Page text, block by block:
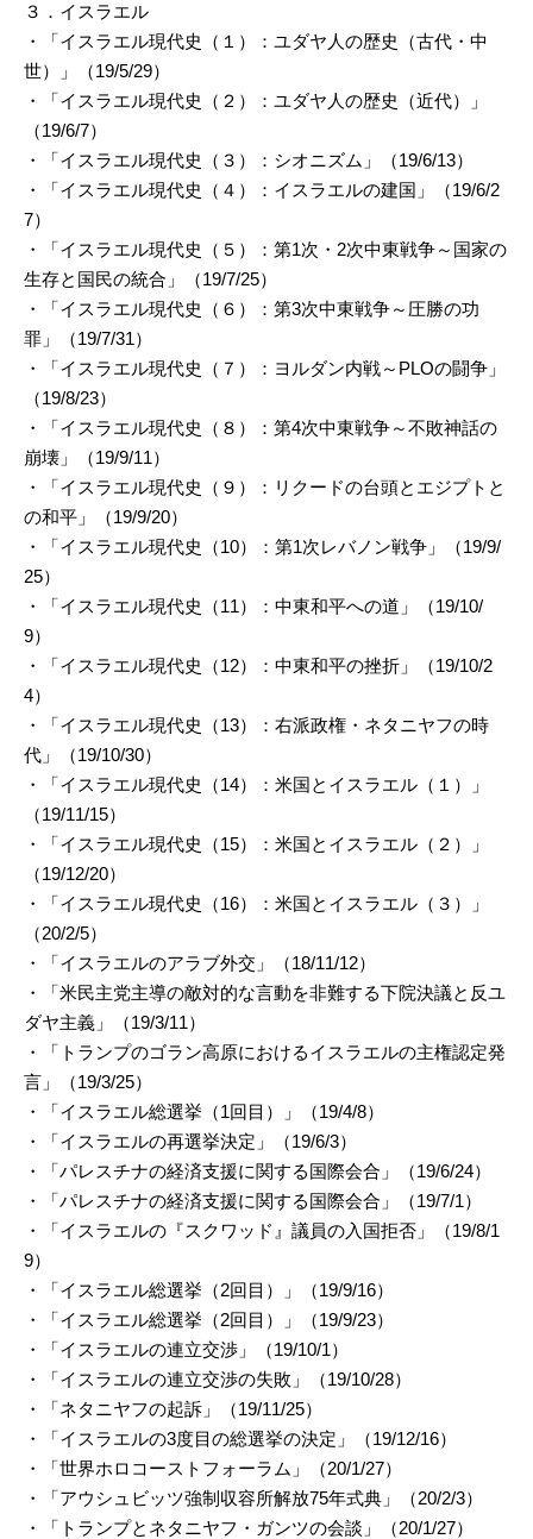
３．イスラエル
・「イスラエル現代史（１）：ユダヤ人の歴史（古代・中
世）」（19/5/29）
・「イスラエル現代史（２）：ユダヤ人の歴史（近代）」
（19/6/7）
・「イスラエル現代史（３）：シオニズム」（19/6/13）
・「イスラエル現代史（４）：イスラエルの建国」（19/6/2
7）
・「イスラエル現代史（５）：第1次・2次中東戦争～国家の
生存と国民の統合」（19/7/25）
・「イスラエル現代史（６）：第3次中東戦争～圧勝の功
罪」（19/7/31）
・「イスラエル現代史（７）：ヨルダン内戦～PLOの闘争」
（19/8/23）
・「イスラエル現代史（８）：第4次中東戦争～不敗神話の
崩壊」（19/9/11）
・「イスラエル現代史（９）：リクードの台頭とエジプトと
の和平」（19/9/20）
・「イスラエル現代史（10）：第1次レバノン戦争」（19/9/
25）
・「イスラエル現代史（11）：中東和平への道」（19/10/
9）
・「イスラエル現代史（12）：中東和平の挫折」（19/10/2
4）
・「イスラエル現代史（13）：右派政権・ネタニヤフの時
代」（19/10/30）
・「イスラエル現代史（14）：米国とイスラエル（１）」
（19/11/15）
・「イスラエル現代史（15）：米国とイスラエル（２）」
（19/12/20）
・「イスラエル現代史（16）：米国とイスラエル（３）」
（20/2/5）
・「イスラエルのアラブ外交」（18/11/12）
・「米民主党主導の敵対的な言動を非難する下院決議と反ユ
ダヤ主義」（19/3/11）
・「トランプのゴラン高原におけるイスラエルの主権認定発
言」（19/3/25）
・「イスラエル総選挙（1回目）」（19/4/8）
・「イスラエルの再選挙決定」（19/6/3）
・「パレスチナの経済支援に関する国際会合」（19/6/24）
・「パレスチナの経済支援に関する国際会合」（19/7/1）
・「イスラエルの『スクワッド』議員の入国拒否」（19/8/1
9）
・「イスラエル総選挙（2回目）」（19/9/16）
・「イスラエル総選挙（2回目）」（19/9/23）
・「イスラエルの連立交渉」（19/10/1）
・「イスラエルの連立交渉の失敗」（19/10/28）
・「ネタニヤフの起訴」（19/11/25）
・「イスラエルの3度目の総選挙の決定」（19/12/16）
・「世界ホロコーストフォーラム」（20/1/27）
・「アウシュビッツ強制収容所解放75年式典」（20/2/3）
・「トランプとネタニヤフ・ガンツの会談」（20/1/27）